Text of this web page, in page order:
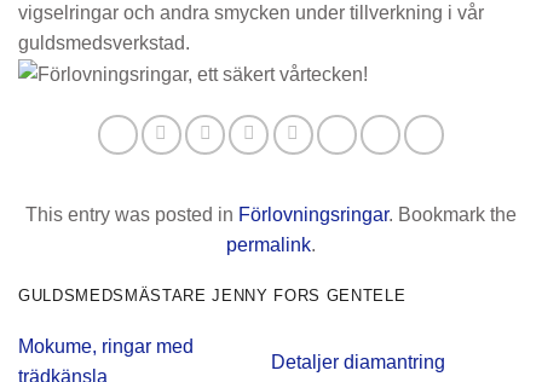
vigselringar och andra smycken under tillverkning i vår
guldsmedsverkstad.
This entry was posted in Förlovningsringar. Bookmark the
permalink.
GULDSMEDSMÄSTARE JENNY FORS GENTELE
Mokume, ringar med
trädkänsla
Detaljer diamantring